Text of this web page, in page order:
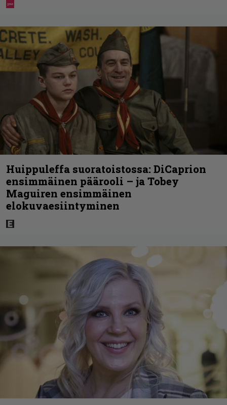
Huippuleffa suoratoistossa: DiCaprion
ensimmäinen päärooli – ja Tobey
Maguiren ensimmäinen
elokuvaesiintyminen